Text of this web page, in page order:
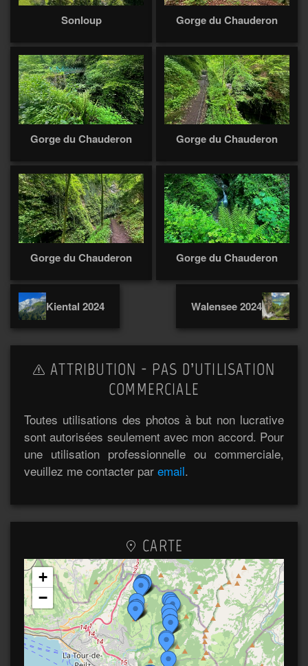
Sonloup Gorge du Chauderon
Gorge du Chauderon Gorge du Chauderon
Gorge du Chauderon Gorge du Chauderon
Kiental 2024 Walensee 2024
ATTRIBUTION - PAS D’UTILISATION
COMMERCIALE
Toutes utilisations des photos à but non lucrative
sont autorisées seulement avec mon accord. Pour
une utilisation professionnelle ou commerciale,
veuillez me contacter par email.
CARTE
+
−